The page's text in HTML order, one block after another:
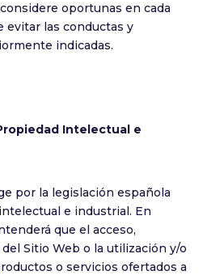
oportunas en cada
evitar las conductas y
indicadas.
Intelectual e
por la legislación española
e industrial. En
que el acceso,
Sitio Web o la utilización y/o
o servicios ofertados a